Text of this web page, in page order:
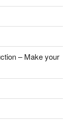
– Make your